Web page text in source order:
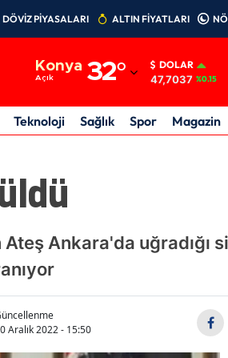
DÖVİZ PİYASALARI ALTIN FİYATLARI
Konya
Açık 32°
Adıyaman
Afyonkarahisar
Amasya
Ankara
Antalya
Aydın
DOLAR
47,7037 %0.15
Teknoloji Sağlık Spor Magazin
Ankara'da uğradığı
Aralık 2022 - 15:50